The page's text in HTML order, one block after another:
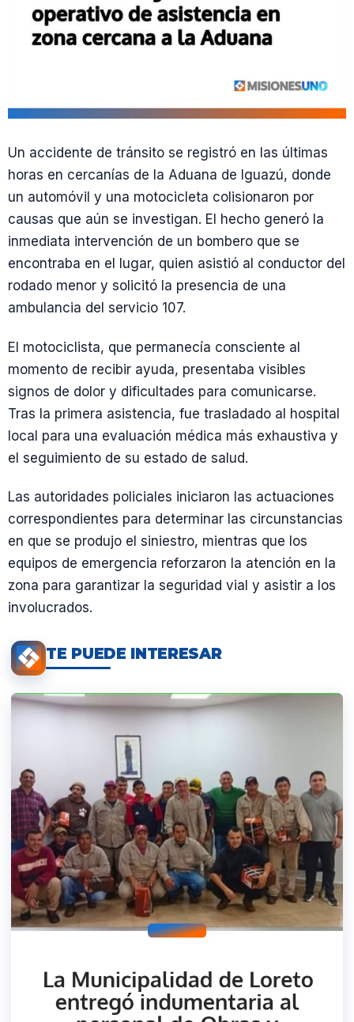
Un accidente de tránsito se registró en las últimas
horas en cercanías de la Aduana de Iguazú, donde
un automóvil y una motocicleta colisionaron por
causas que aún se investigan. El hecho generó la
inmediata intervención de un bombero que se
encontraba en el lugar, quien asistió al conductor del
rodado menor y solicitó la presencia de una
ambulancia del servicio 107.
El motociclista, que permanecía consciente al
momento de recibir ayuda, presentaba visibles
signos de dolor y dificultades para comunicarse.
Tras la primera asistencia, fue trasladado al hospital
local para una evaluación médica más exhaustiva y
el seguimiento de su estado de salud.
Las autoridades policiales iniciaron las actuaciones
correspondientes para determinar las circunstancias
en que se produjo el siniestro, mientras que los
equipos de emergencia reforzaron la atención en la
zona para garantizar la seguridad vial y asistir a los
involucrados.
TE PUEDE INTERESAR